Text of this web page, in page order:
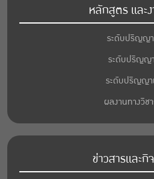
หลักสูตร และ
ระดับปริญญ
ระดับปริญญ
ระดับปริญญา
ผลงานทางวิช
ข่าวสารและกิ